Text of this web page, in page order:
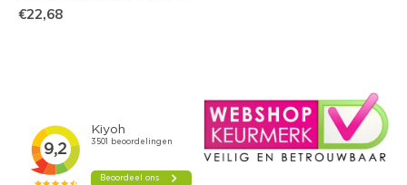
€22,68